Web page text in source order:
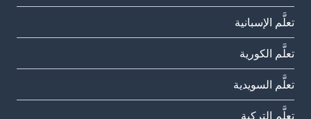
تعلَّم الإسبانية
تعلَّم الكورية
تعلَّم السويدية
تعلَّم التركية